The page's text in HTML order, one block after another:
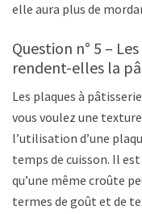
elle aura plus de
Question n° 5 –
rendent-elles la
Les plaques à
vous voulez une
l’utilisation d’une
temps de cuisson. Il
qu’une même croûte
termes de goût et de